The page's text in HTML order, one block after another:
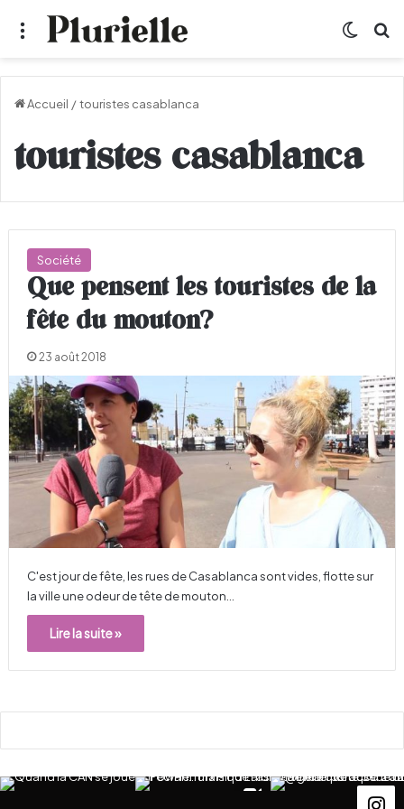
Menu
Accueil /touristes casablanca
touristes casablanca
Société
Que pensent les touristes de la
fête du mouton?
23 août 2018
C'est jour de fête, les rues de Casablanca sont vides, flotte sur
la ville une odeur de tête de mouton…
Lire la suite »